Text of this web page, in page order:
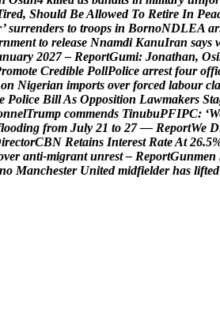
ired, Should BeAllowed To Retire In Pea
’ surrenders to troops in BornoNDLEA ar
nment to release Nnamdi KanuIran says
nuary 2027 – ReportGumi: Jonathan, Osi
romote Credible PollPolice arrest four offi
on Nigerian imports over forced labour cla
e Police BillAs Opposition Lawmakers Sta
nnelTrump commends TinubuPFIPC: ‘W
looding from July 21 to 27 — ReportWe D
irectorCBN Retains Interest RateAt 26.5
ver anti-migrant unrest – ReportGunmen
no Manchester United midfielder has lifted